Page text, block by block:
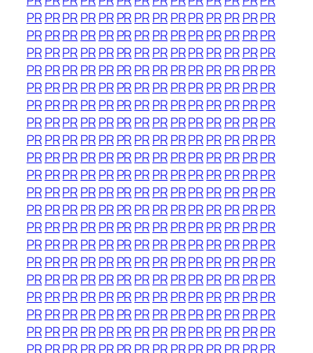
PRPRPRPRPR PRPRPRPRPRPRPR PRPR
PRPRPRPRPR PRPRPRPRPRPRPR PRPR
PRPRPRPRPR PRPRPRPRPRPRPR PRPR
PRPRPRPRPR PRPRPRPRPRPRPR PRPR
PRPRPRPRPR PRPRPRPRPRPRPR PRPR
PRPRPRPRPR PRPRPRPRPRPRPR PRPR
PRPRPRPRPR PRPRPRPRPRPRPR PRPR
PRPRPRPRPR PRPRPRPRPRPRPR PRPR
PRPRPRPRPR PRPRPRPRPRPRPR PRPR
PRPRPRPRPR PRPRPRPRPRPRPR PRPR
PRPRPRPRPR PRPRPRPRPRPRPR PRPR
PRPRPRPRPR PRPRPRPRPRPRPR PRPR
PRPRPRPRPR PRPRPRPRPRPRPR PRPR
PRPRPRPRPR PRPRPRPRPRPRPR PRPR
PRPRPRPRPR PRPRPRPRPRPRPR PRPR
PRPRPRPRPR PRPRPRPRPRPRPR PRPR
PRPRPRPRPR PRPRPRPRPRPRPR PRPR
PRPRPRPRPR PRPRPRPRPRPRPR PRPR
PRPRPRPRPR PRPRPRPRPRPRPR PRPR
PRPRPRPRPR PRPRPRPRPRPRPR PRPR